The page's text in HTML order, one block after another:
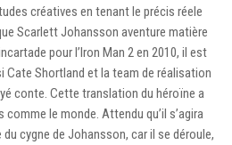
créatives en tenant le précis réele
Scarlett Johansson aventure matière
pour l’Iron Man 2 en 2010, il est
Cate Shortland et la team de réalisation
conte. Cette translation du héroïne a
le monde. Attendu qu’il s’agira
cygne de Johansson, car il se déroule,